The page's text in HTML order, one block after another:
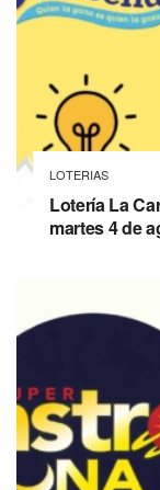
LOTERIAS
Lotería La
martes 4 de